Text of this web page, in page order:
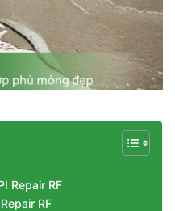
Repair RF
RF